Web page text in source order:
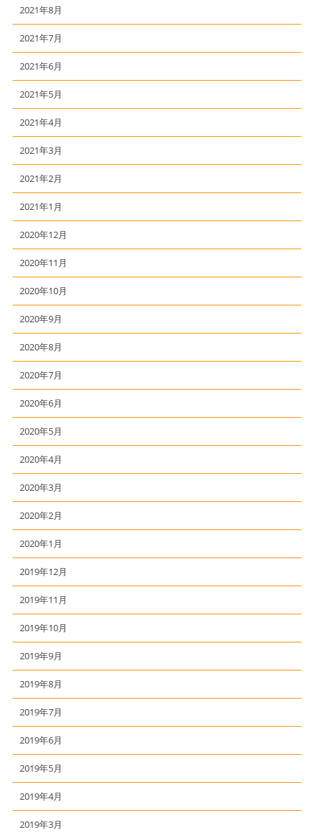
2021年8月
2021年7月
2021年6月
2021年5月
2021年4月
2021年3月
2021年2月
2021年1月
2020年12月
2020年11月
2020年10月
2020年9月
2020年8月
2020年7月
2020年6月
2020年5月
2020年4月
2020年3月
2020年2月
2020年1月
2019年12月
2019年11月
2019年10月
2019年9月
2019年8月
2019年7月
2019年6月
2019年5月
2019年4月
2019年3月